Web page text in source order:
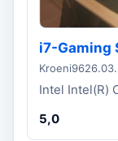
i7-Gaming
Kroeni96
Intel Intel(R)
5,0